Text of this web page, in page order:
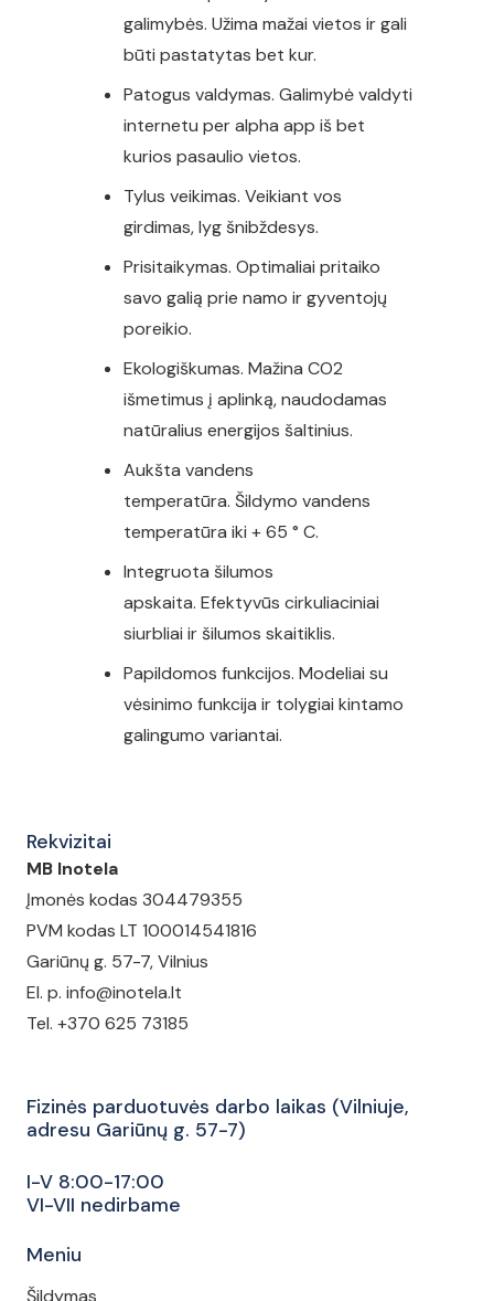
galimybės. Užima mažai vietos ir gali
būti pastatytas bet kur.
Patogus valdymas. Galimybė valdyti
internetu per alpha app iš bet
kurios pasaulio vietos.
Tylus veikimas. Veikiant vos
girdimas, lyg šnibždesys.
Prisitaikymas. Optimaliai pritaiko
savo galią prie namo ir gyventojų
poreikio.
Ekologiškumas. Mažina CO2
išmetimus į aplinką, naudodamas
natūralius energijos šaltinius.
Aukšta vandens
temperatūra. Šildymo vandens
temperatūra iki + 65 ° C.
Integruota šilumos
apskaita. Efektyvūs cirkuliaciniai
siurbliai ir šilumos skaitiklis.
Papildomos funkcijos. Modeliai su
vėsinimo funkcija ir tolygiai kintamo
galingumo variantai.
Rekvizitai
MB Inotela
Įmonės kodas 304479355
PVM kodas LT 100014541816
Gariūnų g. 57-7, Vilnius
El. p. info@inotela.lt
Tel. +370 625 73185
Fizinės parduotuvės darbo laikas (Vilniuje,
adresu Gariūnų g. 57-7)
I-V 8:00-17:00
VI-VII nedirbame
Meniu
Šildymas